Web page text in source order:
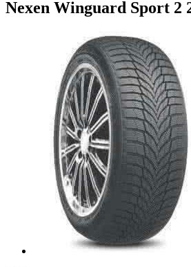
Nexen Winguard Sport 2